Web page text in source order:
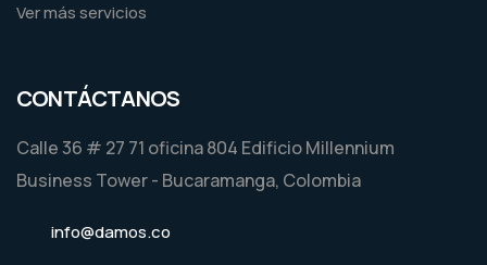
Ver más servicios
CONTÁCTANOS
Calle 36 # 27 71 oficina 804 Edificio Millennium
Business Tower - Bucaramanga, Colombia
info@damos.co